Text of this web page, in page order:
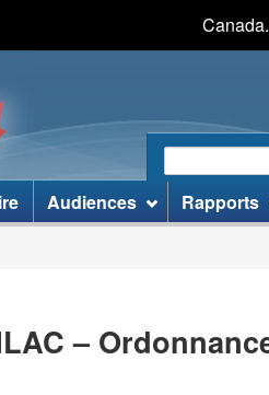
le
site
Web
Audiences Rapports
–